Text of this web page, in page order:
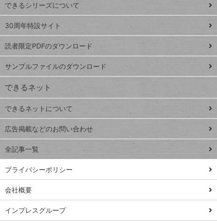
Google
スプレ
ッドシ
ート
iPhone
VLOOKUP
close
閉じ
る
ト
ッ
プ
ペ
ジ
連載
Excel Q&A
トイアンナ流仕
事術
ではじめる業務
の完全自動化
AI議事録作成術
Windows 11
できるシリーズについて
30周年特設サイト
読者限定PDFのダウンロード
サンプルファイルのダウンロード
できるネット
できるネットについて
広告掲載などのお問い合わせ
全記事一覧
プライバシーポリシー
会社概要
インプレスグループ